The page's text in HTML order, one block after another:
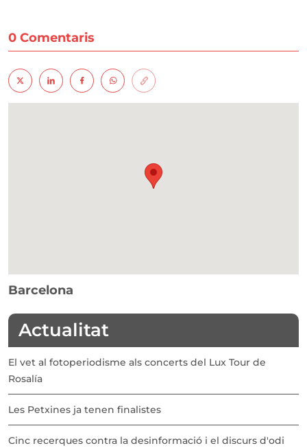
0 Comentaris
Barcelona
Actualitat
El vet al fotoperiodisme als concerts del Lux Tour de
Rosalía
Les Petxines ja tenen finalistes
Cinc recerques contra la desinformació i el discurs d'odi